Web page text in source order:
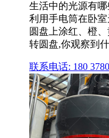
生活中的光源有
利用手电筒在卧
圆盘上涂红、橙
转圆盘,你观察到
联系电话: 180